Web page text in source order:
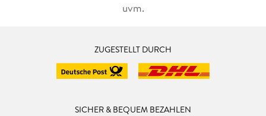
uvm.
ZUGESTELLT DURCH
SICHER & BEQUEM BEZAHLEN